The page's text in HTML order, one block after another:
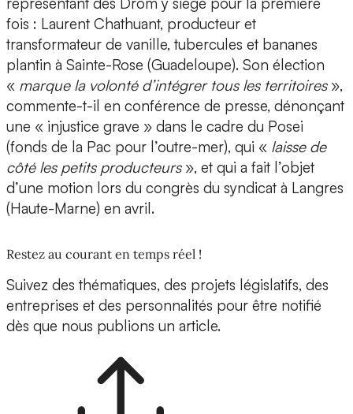
fois : Laurent Chathuant, producteur et
transformateur de vanille, tubercules et bananes
plantin à Sainte-Rose (Guadeloupe). Son élection
« marque la volonté d’intégrer tous les territoires»,
commente-t-il en conférence de presse, dénonçant
une « injustice grave » dans le cadre du Posei
(fonds de la Pac pour l’outre-mer), qui « laisse de
côté les petits producteurs», et qui a fait l’objet
d’une motion lors du congrès du syndicat à Langres
(Haute-Marne) en avril.
Restez au courant en temps réel !
Suivez des thématiques, des projets législatifs, des
entreprises et des personnalités pour être notifié
dès que nous publions un article.